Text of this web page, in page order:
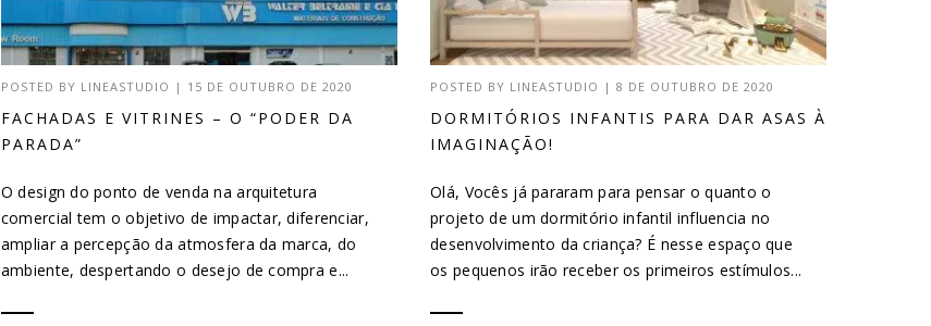
POSTED BY LINEASTUDIO | 15 DE OUTUBRO DE 2020
FACHADAS E VITRINES – O “PODER DA
PARADA”
O design do ponto de venda na arquitetura
comercial tem o objetivo de impactar, diferenciar,
ampliar a percepção da atmosfera da marca, do
ambiente, despertando o desejo de compra e...
POSTED BY LINEASTUDIO |8 DE OUTUBRO DE 2020
DORMITÓRIOS INFANTIS PARA DAR ASAS À
IMAGINAÇÃO!
Olá, Vocês já pararam para pensar o quanto o
projeto de um dormitório infantil influencia no
desenvolvimento da criança? É nesse espaço que
os pequenos irão receber os primeiros estímulos...